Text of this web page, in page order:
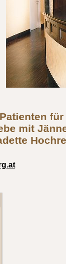
für
mit